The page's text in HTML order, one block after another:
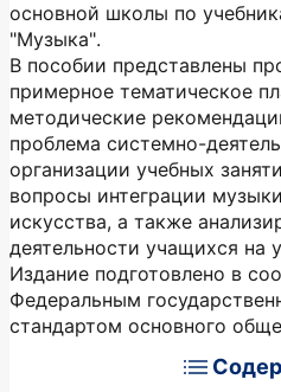
основной школы по
"Музыка".
В пособии представлены
примерное тематическое
методические
проблема системно-
организации учебных
вопросы интеграции
искусства, а также
деятельности учащихся на
Издание подготовлено в
Федеральным
стандартом основного